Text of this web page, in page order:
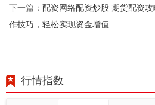
下一篇： 配资网络配资炒股 期货配资
作技巧，轻松实现资金增值
行情指数